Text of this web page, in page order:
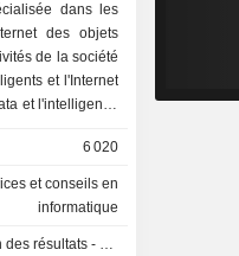
dans les
des objets
de la société
et l'Internet
et l'intelligence
notamment les
intelligente
les réseaux
et d'autres
6 020
et conseils en
informatique
résultats - Q2 2026